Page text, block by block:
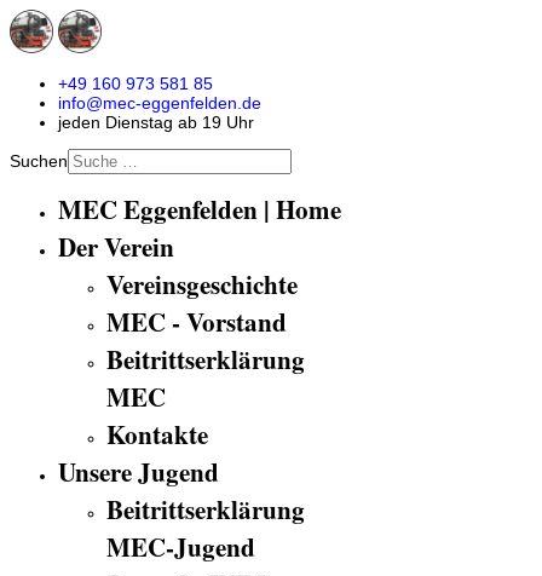
+49 160 973 581 85
info@mec-eggenfelden.de
jeden Dienstag ab 19 Uhr
Suchen
MEC Eggenfelden | Home
Der Verein
Vereinsgeschichte
MEC - Vorstand
Beitrittserklärung
MEC
Kontakte
Unsere Jugend
Beitrittserklärung
MEC-Jugend